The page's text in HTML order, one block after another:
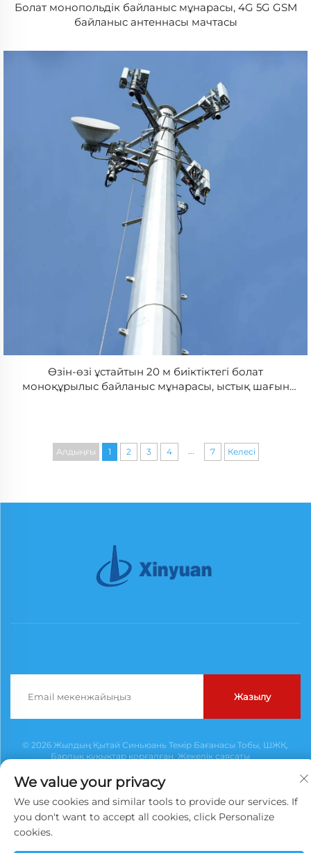
Болат монопольдік байланыс мұнарасы, 4G 5G GSM
байланыс антеннасы мачтасы
Өзін-өзі ұстайтын 20 м биіктіктегі болат
моноқұрылыс байланыс мұнарасы, ыстық шағын
Алдыңғы 1 2 3 4 ... 7 Келесі
Жазылу
© 2026 Жылдың Қытай Синьюань Темір Бағанасы Тобы, ШЖҚ.
Барлық құқықтар қорғалған. Жекелік саясаты
We value your privacy
We use cookies and similar tools to provide our services. If
you don't want to accept all cookies, click Personalize
cookies.